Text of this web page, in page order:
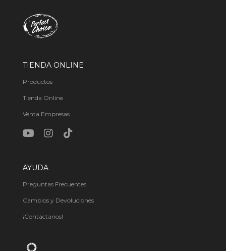
TIENDA ONLINE
Productos
Tienda Online
Venta Empresas
AYUDA
Preguntas Frecuentes
Cambios y Devoluciones
¡Contáctanos!